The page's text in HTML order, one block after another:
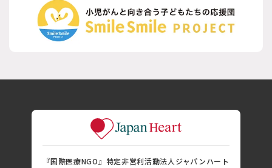
『国際医療NGO』特定非営利活動法人ジャパンハート